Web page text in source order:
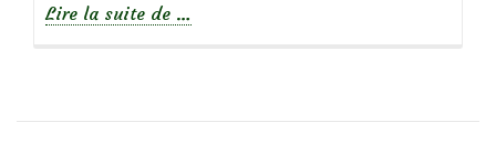
Lire la suite de à
un
…